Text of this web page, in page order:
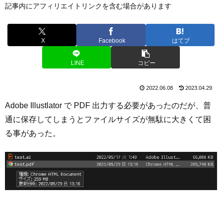
記事内にアフィリエイトリンクを含む場合があります
X Facebook はてブ
LINE コピー
2022.06.08 2023.04.29
Adobe Illustlator で PDF 出力する必要があったのだが、普
通に保存してしまうとファイルサイズが無駄に大きくて困
る事があった。